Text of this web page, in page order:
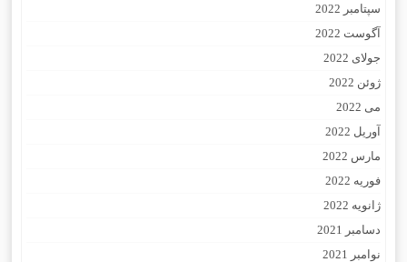
سپتامبر 2022
آگوست 2022
جولای 2022
ژوئن 2022
می 2022
آوریل 2022
مارس 2022
فوریه 2022
ژانویه 2022
دسامبر 2021
نوامبر 2021